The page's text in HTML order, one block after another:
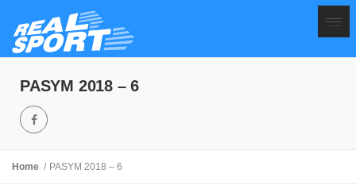
PASYM 2018 – 6
Home PASYM 2018 – 6